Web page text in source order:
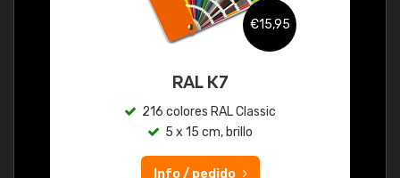
€15,95
RAL K7
216 colores RAL Classic
5 x 15 cm, brillo
Info / pedido